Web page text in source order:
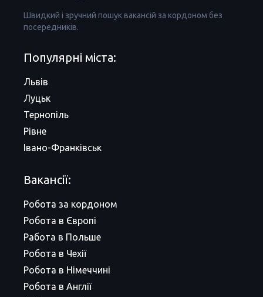
Швидкий і зручний пошук вакансій за кордоном без
посередників.
Популярні міста:
Львів
Луцьк
Тернопіль
Рівне
Івано-Франківськ
Вакансії:
Робота за кордоном
Робота в Європі
Работа в Польше
Робота в Чехії
Робота в Німеччині
Робота в Англії